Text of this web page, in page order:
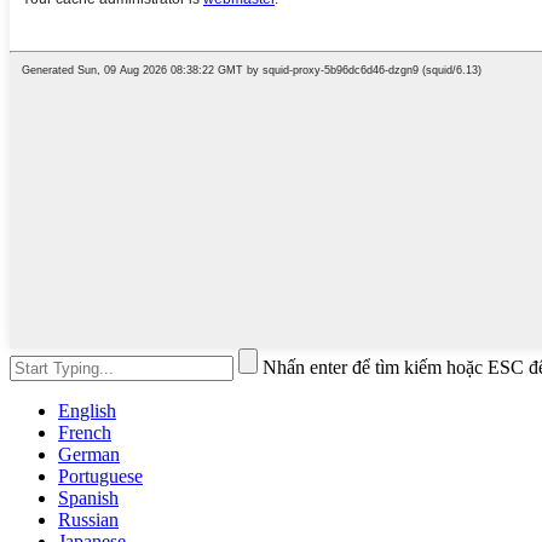
Nhấn enter để tìm kiếm hoặc ESC
English
French
German
Portuguese
Spanish
Russian